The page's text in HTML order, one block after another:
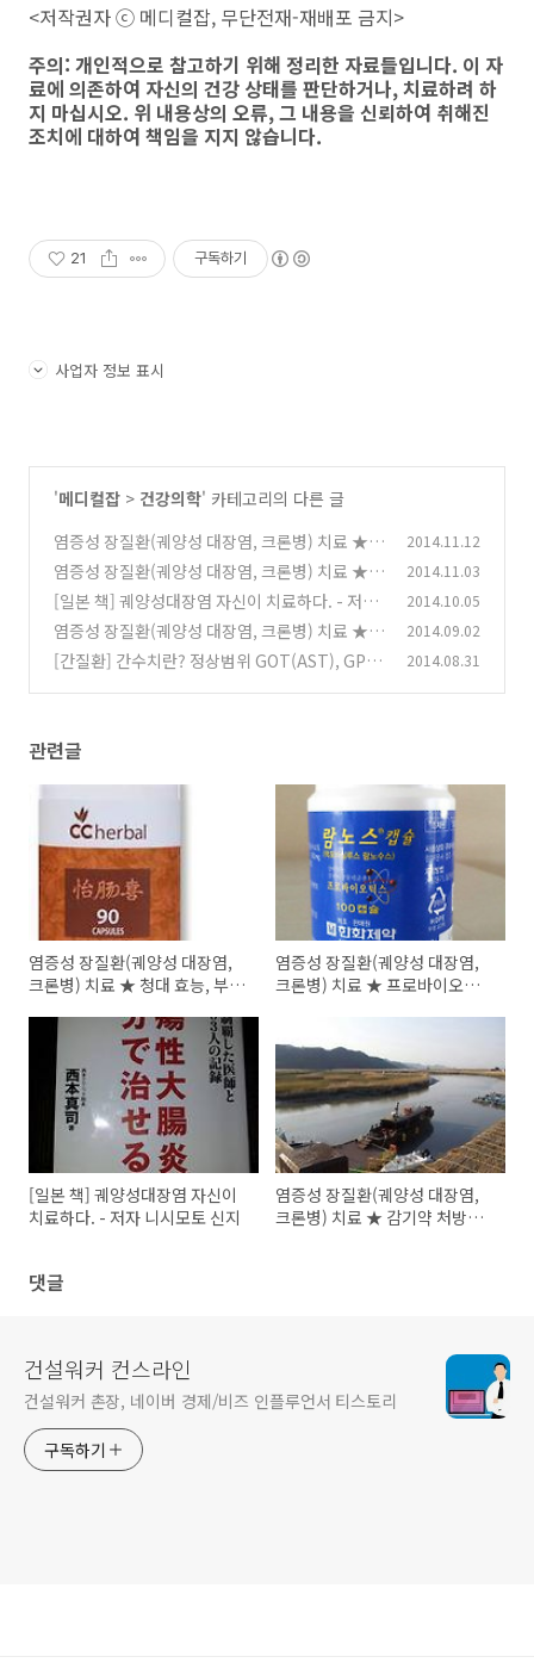
<저작권자 ⓒ 메디컬잡, 무단전재-재배포 금지>
주의: 개인적으로 참고하기 위해 정리한 자료들입니다. 이 자
료에 의존하여 자신의 건강 상태를 판단하거나, 치료하려 하
지 마십시오. 위 내용상의 오류, 그 내용을 신뢰하여 취해진
조치에 대하여 책임을 지지 않습니다.
21 구독하기
사업자 정보 표시
'메디컬잡 > 건강의학' 카테고리의 다른 글
염증성 장질환(궤양성 대장염, 크론병) 치료 ★
청대 효능, 부작용
(0)
2014.11.12
염증성 장질환(궤양성 대장염, 크론병) 치료 ★
프로바이오틱스 람노서스균(람노스 캡슐)
(2)
2014.11.03
[일본 책] 궤양성대장염 자신이 치료하다. - 저자
니시모토 신지 (0)
2014.10.05
염증성 장질환(궤양성 대장염, 크론병) 치료 ★
감기약 처방시 주의할 점 (4)
2014.09.02
[간질환] 간수치란? 정상범위 GOT(AST), GPT
2014.08.31
관련글
염증성 장질환(궤양성 대장염,
크론병) 치료 ★ 청대 효능, 부작
염증성 장질환(궤양성 대장염,
크론병) 치료 ★ 프로바이오틱
[일본 책] 궤양성대장염 자신이
치료하다. - 저자 니시모토 신지
염증성 장질환(궤양성 대장염,
크론병) 치료 ★ 감기약 처방시
댓글
건설워커 컨스라인
건설워커 촌장, 네이버 경제/비즈 인플루언서 티스토리
구독하기